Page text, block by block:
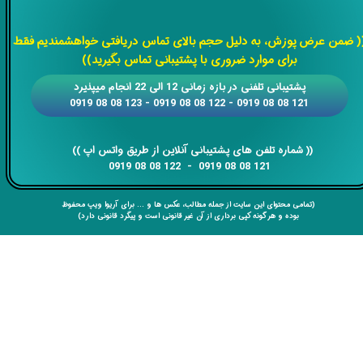
ضمن عرض پوزش، به دلیل حجم بالای تماس دریافتی خواهشمندیم فقط
برای موارد ضروری با پشتیبانی تماس بگیرید))
​​​​​​​​​​​​​​(( ​​​​​​​شماره تلفن های پشتیبانی آنلاین از طریق واتس اپ ))
​​​​​​​121 08 08 0919 - 122 08 08 0919
​​پشتیبانی تلفنی در بازه زمانی 12 الی 22 انجام میپذیرد
121 08 08 0919 - 122 08 08 0919 - 123 08 08 0919
(تمامی محتوای این سایت از جمله مطالب، عکس ها و ... برای آریوا ویپ محفوظ
بوده و هر گونه کپی برداری از آن غیر قانونی است و پیگرد قانونی دارد)